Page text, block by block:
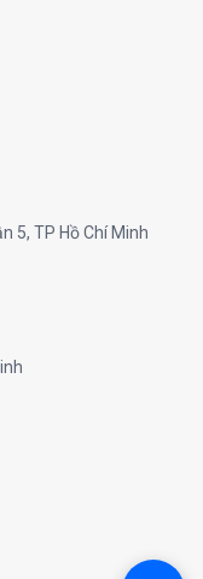
5, TP Hồ Chí Minh